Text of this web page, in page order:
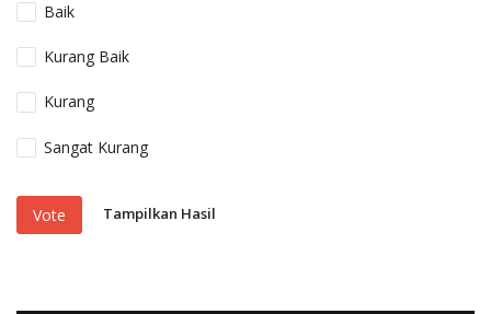
Baik
Kurang Baik
Kurang
Sangat Kurang
Vote Tampilkan Hasil